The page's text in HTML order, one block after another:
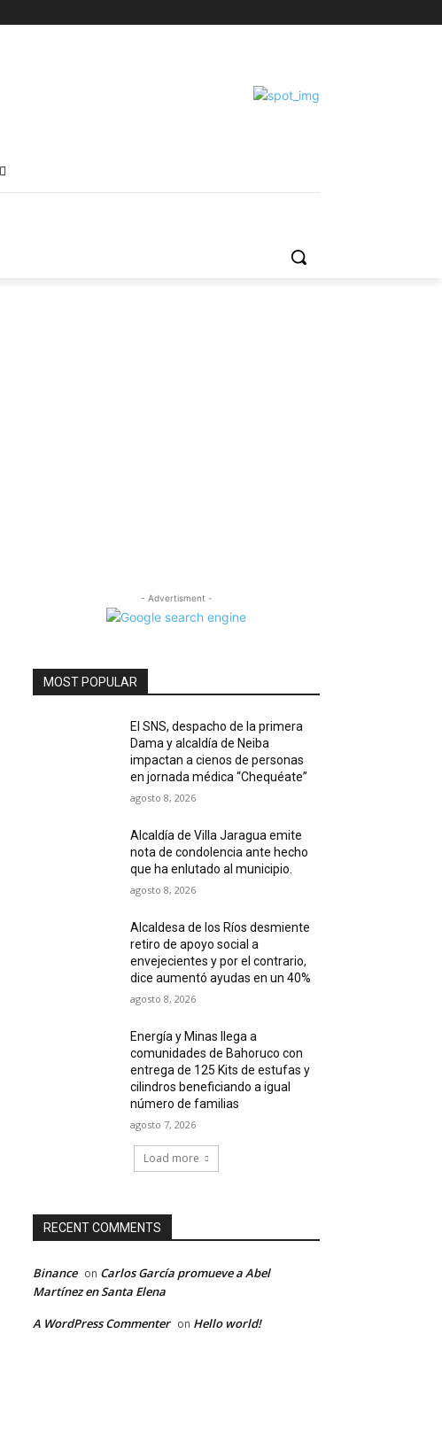
- Advertisment -
MOST POPULAR
El SNS, despacho de la primera
Dama y alcaldía de Neiba
impactan a cienos de personas
en jornada médica “Chequéate”
agosto 8, 2026
Alcaldía de Villa Jaragua emite
nota de condolencia ante hecho
que ha enlutado al municipio.
agosto 8, 2026
Alcaldesa de los Ríos desmiente
retiro de apoyo social a
envejecientes y por el contrario,
dice aumentó ayudas en un 40%
agosto 8, 2026
Energía y Minas llega a
comunidades de Bahoruco con
entrega de 125 Kits de estufas y
cilindros beneficiando a igual
número de familias
agosto 7, 2026
Load more
RECENT COMMENTS
Binance on Carlos García promueve a Abel
Martínez en Santa Elena
A WordPress Commenter on Hello world!